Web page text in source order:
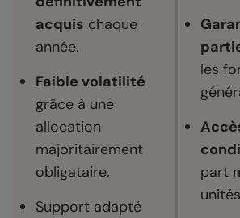
acquis chaque
année.
Faible volatilité
grâce à une
allocation
majoritairement
obligataire.
Support adapté
les
part